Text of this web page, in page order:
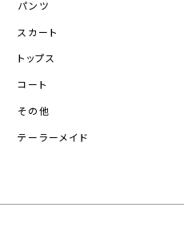
パンツ
スカート
トップス
コート
その他
テーラーメイド